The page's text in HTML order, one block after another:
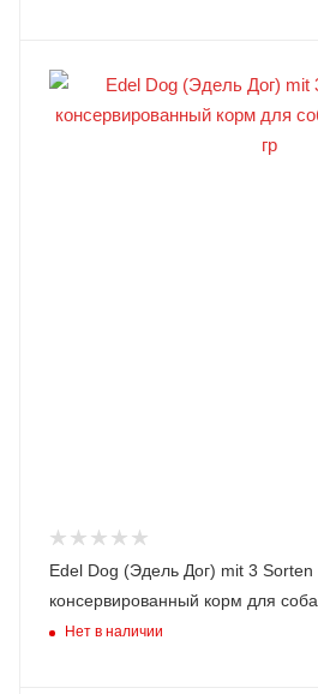
Edel Dog (Эдель Дог) mit 3 Sorten
консервированный корм для
Нет в наличии